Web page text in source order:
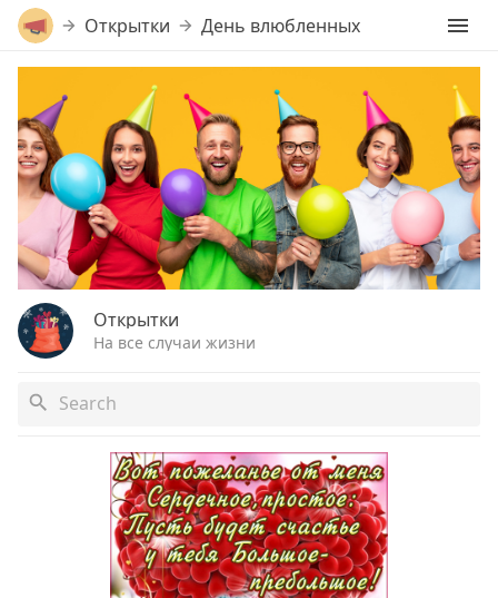
Открытки День влюбленных
Открытки
На все случаи жизни